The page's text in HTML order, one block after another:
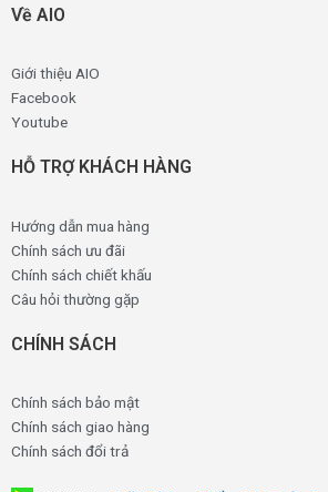
Về AIO
Giới thiệu AIO
Facebook
Youtube
HỖ TRỢ KHÁCH HÀNG
Hướng dẫn mua hàng
Chính sách ưu đãi
Chính sách chiết khấu
Câu hỏi thường gặp
CHÍNH SÁCH
Chính sách bảo mật
Chính sách giao hàng
Chính sách đổi trả